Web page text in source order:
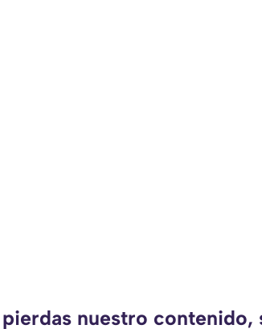
pierdas nuestro contenido,